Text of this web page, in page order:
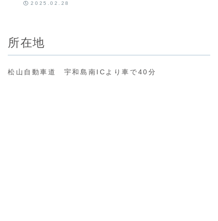
2025.02.28
所在地
松山自動車道 宇和島南ICより車で40分